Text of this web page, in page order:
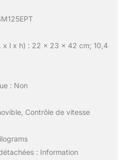
x l x h) : 22 x 23 x 42 cm; 10,4
: Non
Contrôle de vitesse
: Information